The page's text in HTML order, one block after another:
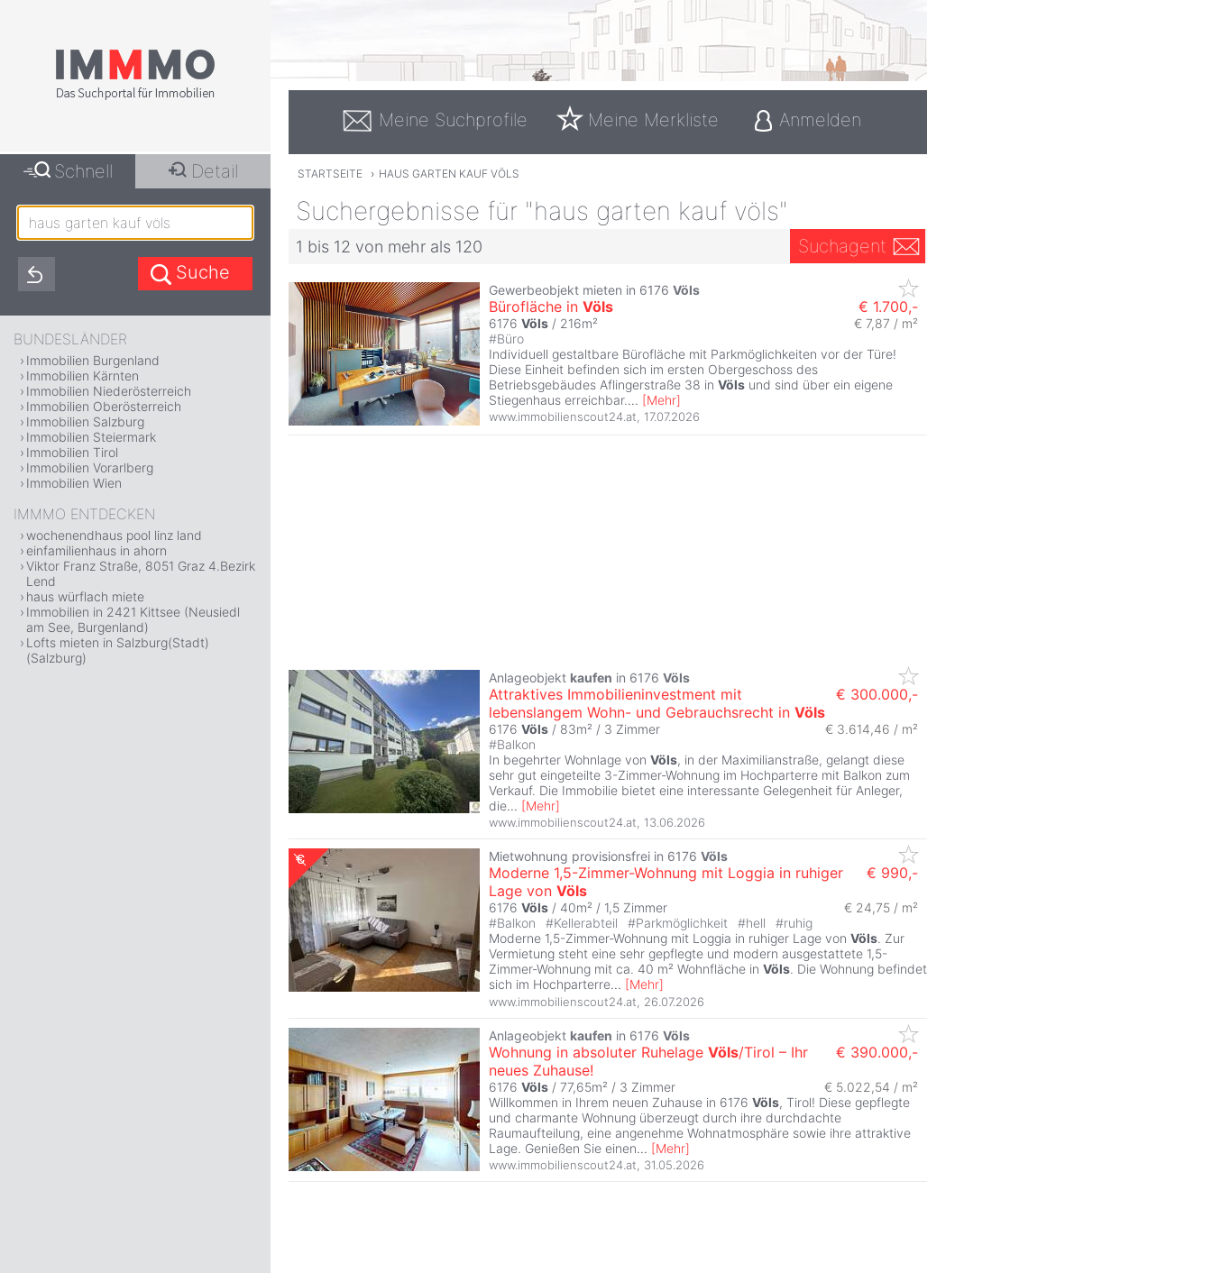
Meine Suchprofile Meine Merkliste Anmelden
STARTSEITE › HAUS GARTEN KAUF VÖLS
Suchergebnisse für "haus garten kauf völs"
1 bis 12 von mehr als 120 Suchagent
Gewerbeobjekt mieten in 6176 Völs
Bürofläche in Völs € 1.700,-
6176 Völs / 216m²
€ 7,87 / m²
#Büro
Individuell gestaltbare Bürofläche mit Parkmöglichkeiten vor der Türe!
Diese Einheit befinden sich im ersten Obergeschoss des
Betriebsgebäudes Aflingerstraße 38 in Völs und sind über ein eigene
Stiegenhaus erreichbar.... [Mehr]
www.immobilienscout24.at 17.07.2026
Anlageobjekt kaufen in 6176 Völs
Attraktives Immobilieninvestment mit
lebenslangem Wohn- und Gebrauchsrecht in Völs
€ 300.000,-
6176 Völs / 83m² / 3 Zimmer
€ 3.614,46 / m²
#Balkon
In begehrter Wohnlage von Völs, in der Maximilianstraße, gelangt diese
sehr gut eingeteilte 3-Zimmer-Wohnung im Hochparterre mit Balkon zum
Verkauf. Die Immobilie bietet eine interessante Gelegenheit für Anleger,
die... [Mehr]
www.immobilienscout24.at 13.06.2026
Mietwohnung provisionsfrei in 6176 Völs
Moderne 1,5-Zimmer-Wohnung mit Loggia in ruhiger
Lage von Völs
€ 990,-
6176 Völs / 40m² / 1,5 Zimmer
€ 24,75 / m²
#Balkon #Kellerabteil #Parkmöglichkeit #hell #ruhig
Moderne 1,5-Zimmer-Wohnung mit Loggia in ruhiger Lage von Völs. Zur
Vermietung steht eine sehr gepflegte und modern ausgestattete 1,5-
Zimmer-Wohnung mit ca. 40 m² Wohnfläche in Völs. Die Wohnung befindet
sich im Hochparterre... [Mehr]
www.immobilienscout24.at 26.07.2026
Anlageobjekt kaufen in 6176 Völs
Wohnung in absoluter Ruhelage Völs/Tirol – Ihr
neues Zuhause!
€ 390.000,-
6176 Völs / 77,65m² / 3 Zimmer
€ 5.022,54 / m²
Willkommen in Ihrem neuen Zuhause in 6176 Völs, Tirol! Diese gepflegte
und charmante Wohnung überzeugt durch ihre durchdachte
Raumaufteilung, eine angenehme Wohnatmosphäre sowie ihre attraktive
Lage. Genießen Sie einen... [Mehr]
www.immobilienscout24.at, 31.05.2026
Schnell Detail
BUNDESLÄNDER
Immobilien Burgenland
Immobilien Kärnten
Immobilien Niederösterreich
Immobilien Oberösterreich
Immobilien Salzburg
Immobilien Steiermark
Immobilien Tirol
Immobilien Vorarlberg
Immobilien Wien
IMMMO ENTDECKEN
wochenendhaus pool linz land
einfamilienhaus in ahorn
Viktor Franz Straße, 8051 Graz 4.Bezirk
Lend
haus würflach miete
Immobilien in 2421 Kittsee (Neusiedl
am See, Burgenland)
Lofts mieten in Salzburg(Stadt)
(Salzburg)